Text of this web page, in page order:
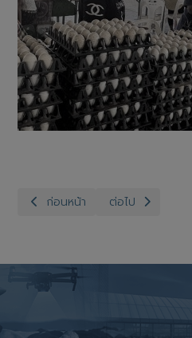
เนื้อหาก่อนหน้า: สำนักงานปศุสั
ก่อนหน้า เนื้อหาถัดไป: สำ
ต่อไป